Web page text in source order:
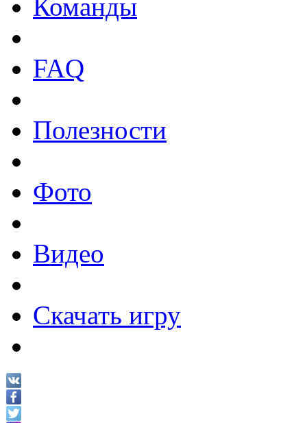
Команды
FAQ
Полезности
Фото
Видео
Скачать игру